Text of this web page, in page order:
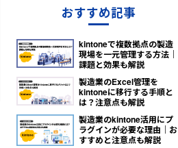
おすすめ記事
kintoneで複数拠点の製造
現場を一元管理する方法｜
課題と効果も解説
製造業のExcel管理を
kintoneに移行する手順と
は？注意点も解説
製造業のkintone活用にプ
ラグインが必要な理由｜お
すすめと注意点も解説